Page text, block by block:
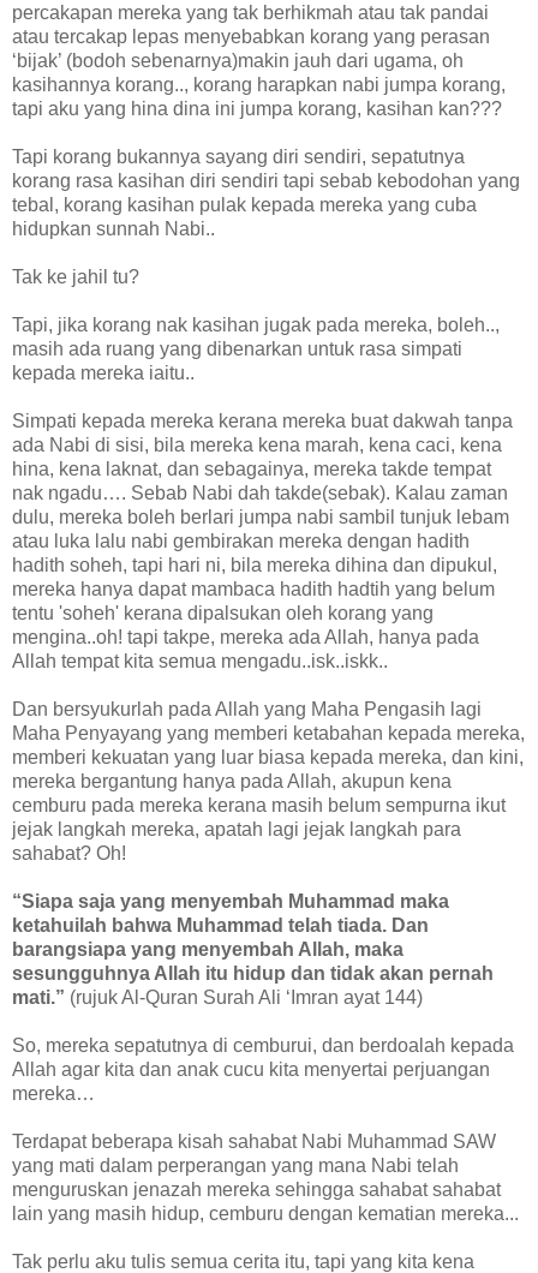
percakapan mereka yang tak berhikmah atau tak pandai
atau tercakap lepas menyebabkan korang yang perasan
‘bijak’ (bodoh sebenarnya)makin jauh dari ugama, oh
kasihannya korang.., korang harapkan nabi jumpa korang,
tapi aku yang hina dina ini jumpa korang, kasihan kan???
Tapi korang bukannya sayang diri sendiri, sepatutnya
korang rasa kasihan diri sendiri tapi sebab kebodohan yang
tebal, korang kasihan pulak kepada mereka yang cuba
hidupkan sunnah Nabi..
Tak ke jahil tu?
Tapi, jika korang nak kasihan jugak pada mereka, boleh..,
masih ada ruang yang dibenarkan untuk rasa simpati
kepada mereka iaitu..
Simpati kepada mereka kerana mereka buat dakwah tanpa
ada Nabi di sisi, bila mereka kena marah, kena caci, kena
hina, kena laknat, dan sebagainya, mereka takde tempat
nak ngadu…. Sebab Nabi dah takde(sebak). Kalau zaman
dulu, mereka boleh berlari jumpa nabi sambil tunjuk lebam
atau luka lalu nabi gembirakan mereka dengan hadith
hadith soheh, tapi hari ni, bila mereka dihina dan dipukul,
mereka hanya dapat mambaca hadith hadtih yang belum
tentu 'soheh' kerana dipalsukan oleh korang yang
mengina..oh! tapi takpe, mereka ada Allah, hanya pada
Allah tempat kita semua mengadu..isk..iskk..
Dan bersyukurlah pada Allah yang Maha Pengasih lagi
Maha Penyayang yang memberi ketabahan kepada mereka,
memberi kekuatan yang luar biasa kepada mereka, dan kini,
mereka bergantung hanya pada Allah, akupun kena
cemburu pada mereka kerana masih belum sempurna ikut
jejak langkah mereka, apatah lagi jejak langkah para
sahabat? Oh!
“Siapa saja yang menyembah Muhammad maka
ketahuilah bahwa Muhammad telah tiada. Dan
barangsiapa yang menyembah Allah, maka
sesungguhnya Allah itu hidup dan tidak akan pernah
mati.” (rujuk Al-Quran Surah Ali ‘Imran ayat 144)
So, mereka sepatutnya di cemburui, dan berdoalah kepada
Allah agar kita dan anak cucu kita menyertai perjuangan
mereka…
Terdapat beberapa kisah sahabat Nabi Muhammad SAW
yang mati dalam perperangan yang mana Nabi telah
menguruskan jenazah mereka sehingga sahabat sahabat
lain yang masih hidup, cemburu dengan kematian mereka...
Tak perlu aku tulis semua cerita itu, tapi yang kita kena